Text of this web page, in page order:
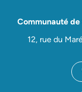
Communauté
12, rue du